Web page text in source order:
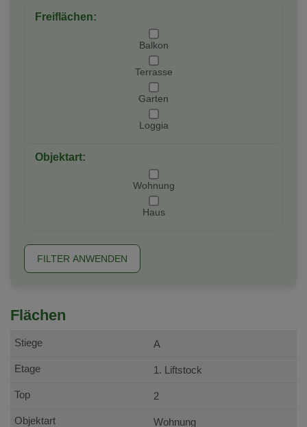
Freiflächen:
Balkon
Terrasse
Garten
Loggia
Objektart:
Wohnung
Haus
FILTER ANWENDEN
Flächen
A
1. Liftstock
2
Wohnung